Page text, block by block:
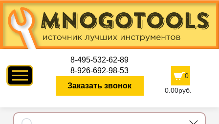
8-495-532-62-89
8-926-692-98-53
Заказать звонок
0
0.00руб.